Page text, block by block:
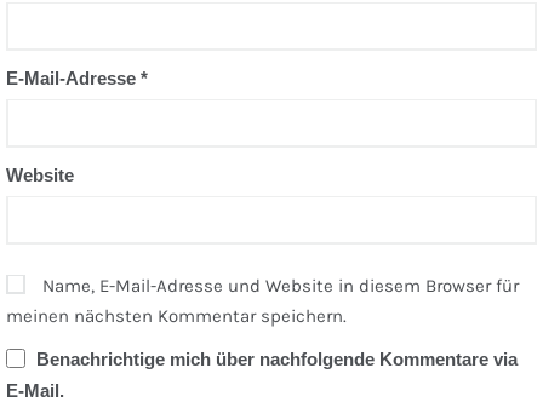
E-Mail-Adresse *
Website
Name, E-Mail-Adresse und Website in diesem Browser für
meinen nächsten Kommentar speichern.
Benachrichtige mich über nachfolgende Kommentare via
E-Mail.